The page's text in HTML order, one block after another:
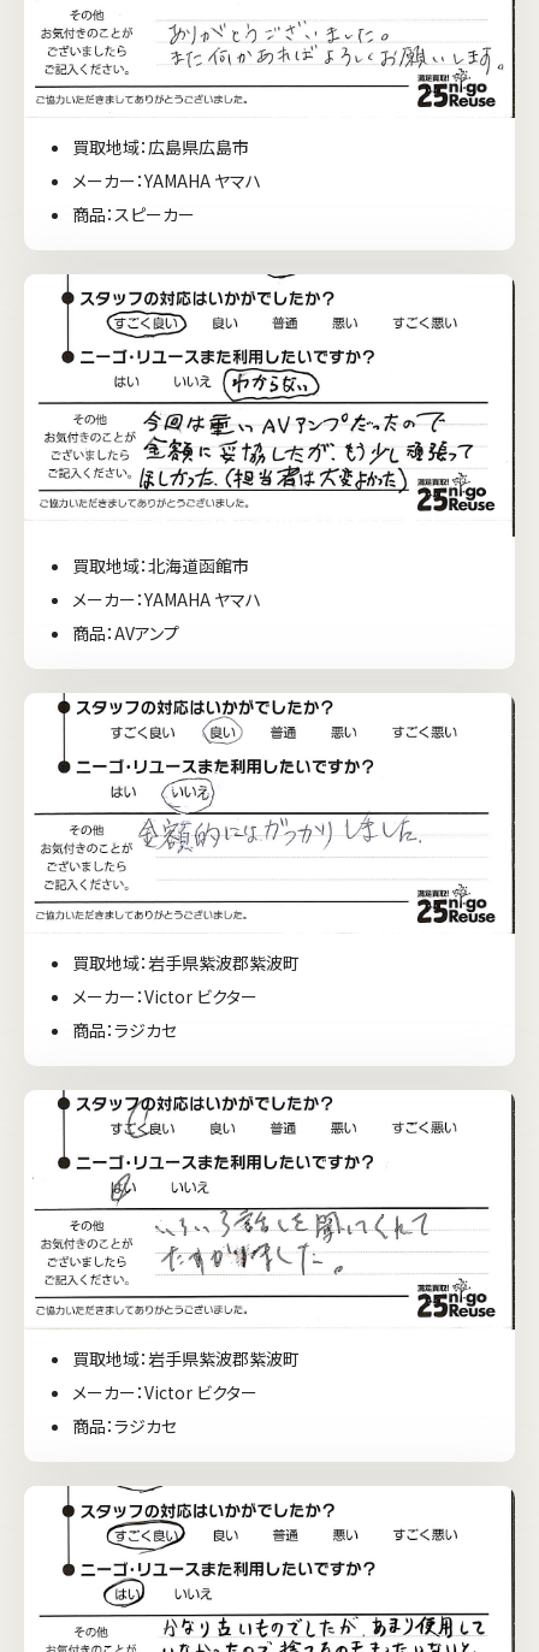
買取地域：広島県広島市
メーカー：YAMAHA ヤマハ
商品：スピーカー
買取地域：北海道函館市
メーカー：YAMAHA ヤマハ
商品：AVアンプ
買取地域：岩手県紫波郡紫波町
メーカー：Victor ビクター
商品：ラジカセ
買取地域：岩手県紫波郡紫波町
メーカー：Victor ビクター
商品：ラジカセ